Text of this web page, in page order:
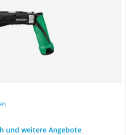
und weitere Angebote